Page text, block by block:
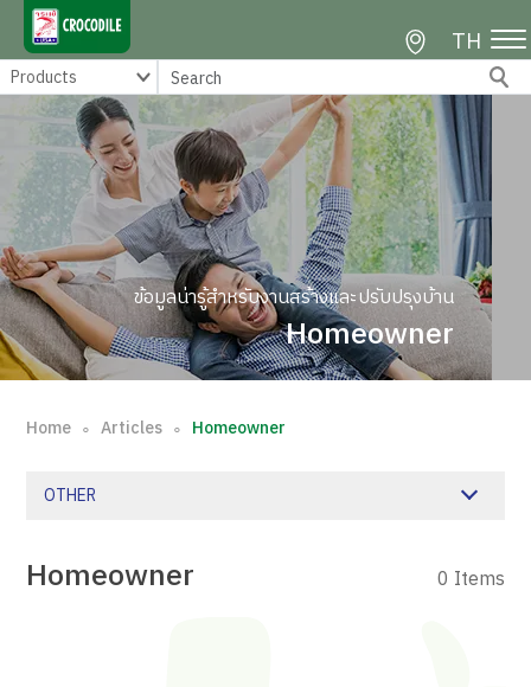
TH
ข้อมูลน่ารู้สำหรับงานสร้างและปรับปรุงบ้าน
Homeowner
Home ∘ Articles ∘ Homeowner
OTHER
Homeowner 0 Items